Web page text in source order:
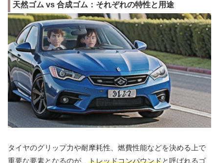
天然ゴム vs 合成ゴム：それぞれの特性と用途
タイヤのグリップ力や耐摩耗性、燃費性能などを決める上で
重要な要素となるのが、 トレッドコンパウンドと呼ばれるゴ